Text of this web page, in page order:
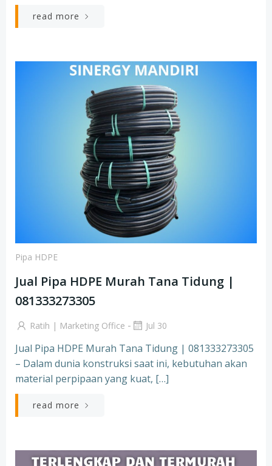
read more
Pipa HDPE
Jual Pipa HDPE Murah Tana Tidung |
081333273305
Ratih | Marketing Office - Jul 30
Jual Pipa HDPE Murah Tana Tidung | 081333273305
– Dalam dunia konstruksi saat ini, kebutuhan akan
material perpipaan yang kuat, […]
read more